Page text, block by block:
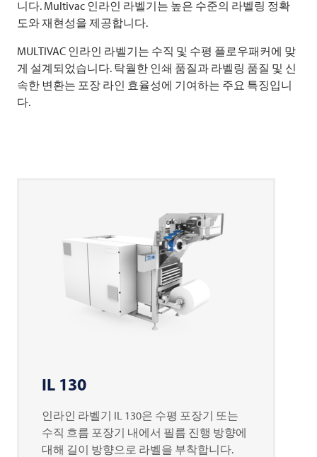
니다. Multivac 인라인 라벨기는 높은 수준의 라벨링 정확
도와 재현성을 제공합니다.
MULTIVAC 인라인 라벨기는 수직 및 수평 플로우패커에 맞
게 설계되었습니다. 탁월한 인쇄 품질과 라벨링 품질 및 신
속한 변환는 포장 라인 효율성에 기여하는 주요 특징입니
다.
IL 130
인라인 라벨기 IL 130은 수평 포장기 또는
수직 흐름 포장기 내에서 필름 진행 방향에
대해 길이 방향으로 라벨을 부착합니다.